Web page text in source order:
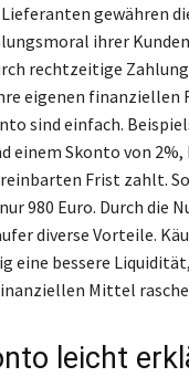
gewähren
ihrer
rechtzeitige
eigenen finanziellen
sind einfach.
einem Skonto von 2%,
Frist zahlt.
980 Euro. Durch die
diverse Vorteile.
bessere
Mittel
leicht